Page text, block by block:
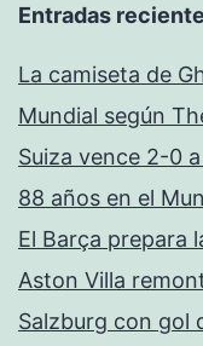
Entradas
La camiseta de
Mundial según
Suiza vence 2-0
88 años en el
El Barça prepara
Aston Villa
Salzburg con gol